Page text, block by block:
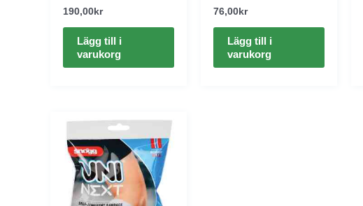
190,00 kr
Lägg till i
varukorg
76,00kr
Lägg till i
varukorg